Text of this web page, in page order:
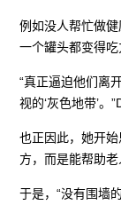
例如没人帮忙做
一个罐头都变得吃
“真正逼迫他们离
视的‘灰色地带’。
也正因此，她开
方，而是能帮助
于是，“没有围墙